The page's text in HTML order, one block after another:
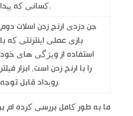
کسانی که پیدا.
جن دزدی ارنج زدن اسلات دوم
بازی عملی اینترنتی که با
استفاده از ویژگی های خود
را با ارنج زدن است, ابزار فیلتر
رویداد قابل توجه.